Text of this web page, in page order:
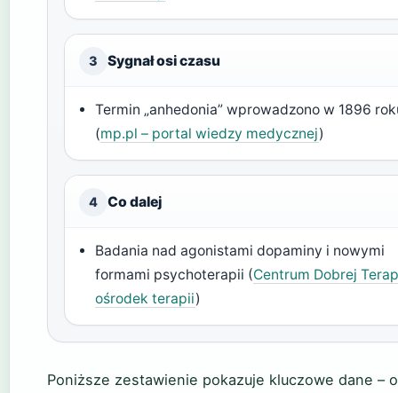
3 Sygnał osi czasu
Termin „anhedonia” wprowadzono w 1896
(mp.pl – portal wiedzy medycznej)
4 Co dalej
Badania nad agonistami dopaminy i nowymi
formami psychoterapii (Centrum Dobrej
ośrodek terapii)
Poniższe zestawienie pokazuje kluczowe dane –